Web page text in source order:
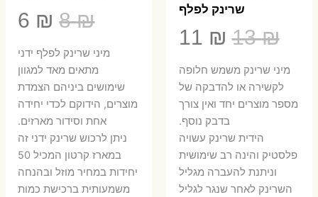
שרינק לפלף
13₪
המחיר
המקורי
היה:
13 ₪.
11 ₪
הוא:
​מיני שרינק משמש חלופה
לקשירה או להדבקה של
מספר מוצרים יחד ואין צורך
בדבק נוסף.
הידית שרינק עשויה
פלסטיק והינה רב שימושית
וניתנת להעברה מגליל
השרינק לאחר שנגר לגליל
8₪
היה:
8 ₪.
6 ₪
6 ₪.
מיני שרינק לפלף ידני
מתאים מאד למגוון
שימושים ביניהם הצמדת
מוצרים, הידוקם לכדי יחידה
אחת וסידור מארזים.
ניתן לרכוש שרינק ידני זה
במארז קרטון המכיל 50
יחידות במחיר מוזל ובהנחה
משמעותית ברכישת כמות